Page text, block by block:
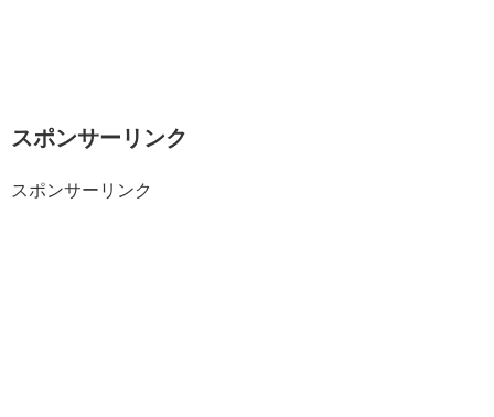
スポンサーリンク
スポンサーリンク